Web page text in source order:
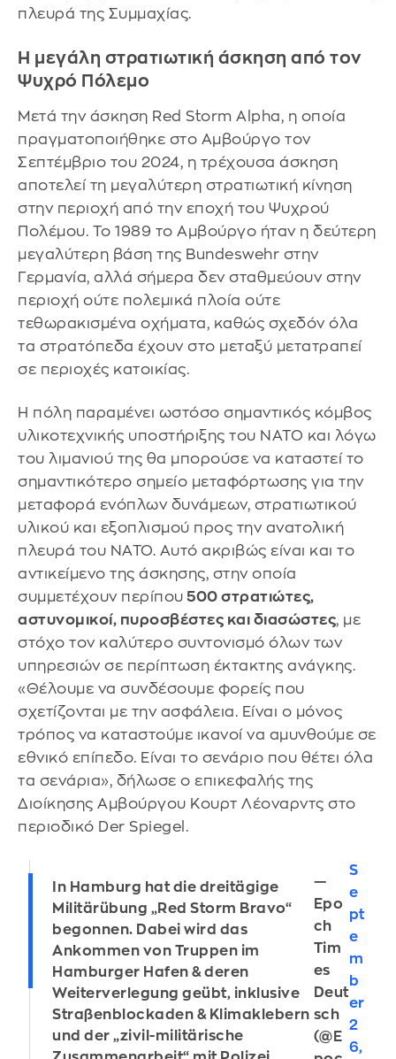
πλευρά της Συμμαχίας.
Η μεγάλη στρατιωτική άσκηση από τον
Ψυχρό Πόλεμο
Μετά την άσκηση Red Storm Alpha, η οποία
πραγματοποιήθηκε στο Αμβούργο τον
Σεπτέμβριο του 2024, η τρέχουσα άσκηση
αποτελεί τη μεγαλύτερη στρατιωτική κίνηση
στην περιοχή από την εποχή του Ψυχρού
Πολέμου. Το 1989 το Αμβούργο ήταν η δεύτερη
μεγαλύτερη βάση της Bundeswehr στην
Γερμανία, αλλά σήμερα δεν σταθμεύουν στην
περιοχή ούτε πολεμικά πλοία ούτε
τεθωρακισμένα οχήματα, καθώς σχεδόν όλα
τα στρατόπεδα έχουν στο μεταξύ μετατραπεί
σε περιοχές κατοικίας.
Η πόλη παραμένει ωστόσο σημαντικός κόμβος
υλικοτεχνικής υποστήριξης του ΝΑΤΟ και λόγω
του λιμανιού της θα μπορούσε να καταστεί το
σημαντικότερο σημείο μεταφόρτωσης για την
μεταφορά ενόπλων δυνάμεων, στρατιωτικού
υλικού και εξοπλισμού προς την ανατολική
πλευρά του ΝΑΤΟ. Αυτό ακριβώς είναι και το
αντικείμενο της άσκησης, στην οποία
συμμετέχουν περίπου 500 στρατιώτες,
αστυνομικοί, πυροσβέστες και διασώστες, με
στόχο τον καλύτερο συντονισμό όλων των
υπηρεσιών σε περίπτωση έκτακτης ανάγκης.
«Θέλουμε να συνδέσουμε φορείς που
σχετίζονται με την ασφάλεια. Είναι ο μόνος
τρόπος να καταστούμε ικανοί να αμυνθούμε σε
εθνικό επίπεδο. Είναι το σενάριο που θέτει όλα
τα σενάρια», δήλωσε ο επικεφαλής της
Διοίκησης Αμβούργου Κουρτ Λέοναρντς στο
περιοδικό Der Spiegel.
In Hamburg hat die dreitägige
Militärübung „Red Storm Bravo“
begonnen. Dabei wird das
Ankommen von Truppen im
Hamburger Hafen & deren
Weiterverlegung geübt, inklusive
Straßenblockaden & Klimaklebern
und der „zivil-militärische
—
Epo
ch
Tim
es
Deut
sch
(@E
S
e
pt
e
m
b
er
2
6,